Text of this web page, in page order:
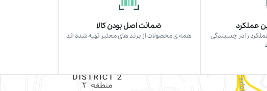
عملکرد
را در چسبندگی
ضمانت اصل بودن کالا
همه ی محصولات از برند های معتبر تهیه شده اند